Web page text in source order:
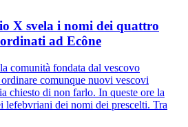
X svela i nomi dei quattro
ad Ecône
comunità fondata dal vescovo
comunque nuovi vescovi
chiesto di non farlo. In queste ore la
lefebvriani dei nomi dei prescelti. Tra